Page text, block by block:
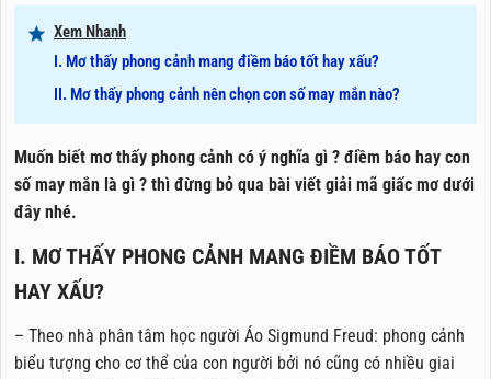
Xem Nhanh
I. Mơ thấy phong cảnh mang điềm báo tốt hay xấu?
II. Mơ thấy phong cảnh nên chọn con số may mắn nào?
Muốn biết mơ thấy phong cảnh có ý nghĩa gì ? điềm báo hay con
số may mắn là gì ? thì đừng bỏ qua bài viết giải mã giấc mơ dưới
đây nhé.
I. MƠ THẤY PHONG CẢNH MANG ĐIỀM BÁO TỐT
HAY XẤU?
– Theo nhà phân tâm học người Áo Sigmund Freud: phong cảnh
biểu tượng cho cơ thể của con người bởi nó cũng có nhiều giai